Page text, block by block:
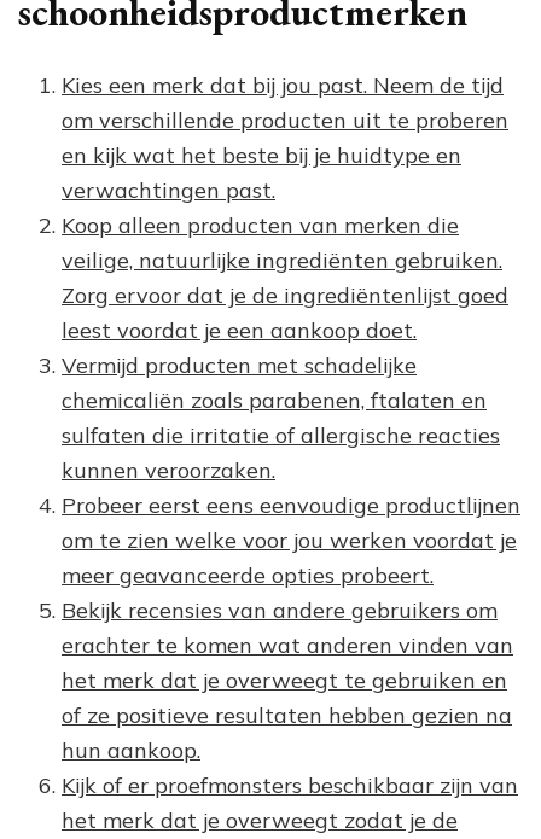
schoonheidsproductmerken
Kies een merk dat bij jou past. Neem de tijd
om verschillende producten uit te proberen
en kijk wat het beste bij je huidtype en
verwachtingen past.
Koop alleen producten van merken die
veilige, natuurlijke ingrediënten gebruiken.
Zorg ervoor dat je de ingrediëntenlijst goed
leest voordat je een aankoop doet.
Vermijd producten met schadelijke
chemicaliën zoals parabenen, ftalaten en
sulfaten die irritatie of allergische reacties
kunnen veroorzaken.
Probeer eerst eens eenvoudige productlijnen
om te zien welke voor jou werken voordat je
meer geavanceerde opties probeert.
Bekijk recensies van andere gebruikers om
erachter te komen wat anderen vinden van
het merk dat je overweegt te gebruiken en
of ze positieve resultaten hebben gezien na
hun aankoop.
Kijk of er proefmonsters beschikbaar zijn van
het merk dat je overweegt zodat je de